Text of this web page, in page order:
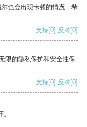
也会出现卡顿的情况，希
支持[0] 反对[0]
限的隐私保护和安全性保
支持[0] 反对[0]